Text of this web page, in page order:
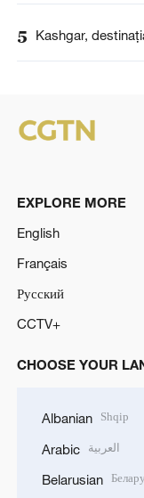
5 Kashgar,
EXPLORE MORE
English
Français
Русский
CCTV+
CHOOSE YOUR
Albanian Shqip
Arabic العربية
Belarusian